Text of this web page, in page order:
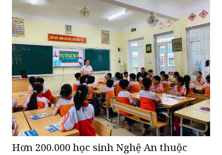
Hơn 200.000 học sinh Nghệ An thuộc